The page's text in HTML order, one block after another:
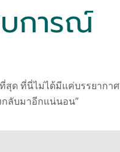
บการณ์
สุด ที่นี่ไม่ได้มีแค่บรรยากาศ
กลับมาอีกแน่นอน”